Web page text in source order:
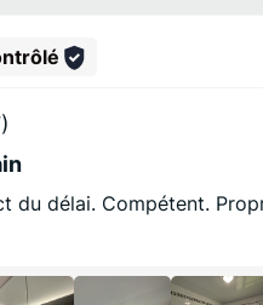
du délai. Compétent.